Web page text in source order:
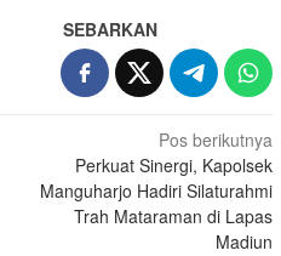
SEBARKAN
Pos berikutnya
Perkuat Sinergi, Kapolsek
Manguharjo Hadiri Silaturahmi
Trah Mataraman di Lapas
Madiun